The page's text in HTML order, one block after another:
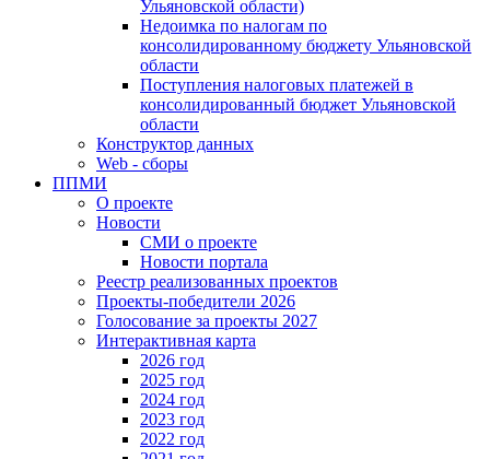
Ульяновской области)
Недоимка по налогам по
консолидированному бюджету Ульяновской
области
Поступления налоговых платежей в
консолидированный бюджет Ульяновской
области
Конструктор данных
Web - сборы
ППМИ
О проекте
Новости
СМИ о проекте
Новости портала
Реестр реализованных проектов
Проекты-победители 2026
Голосование за проекты 2027
Интерактивная карта
2026 год
2025 год
2024 год
2023 год
2022 год